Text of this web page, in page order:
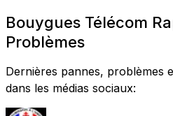
Bouygues Télécom
Problèmes
Dernières pannes, problèmes
dans les médias sociaux: